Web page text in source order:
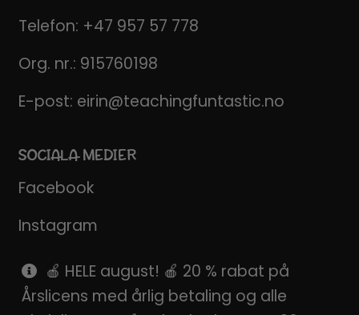
Telefon: +47 957 57 778
Org. nr.: 915760198
E-post: eirin@teachingfuntastic.no
SOCIALA MEDIER
Facebook
Instagram
Pinterest
SnapChat
🍎 HELE august! 🍎 20 % rabat på
Årslicens med årlig betaling og alle